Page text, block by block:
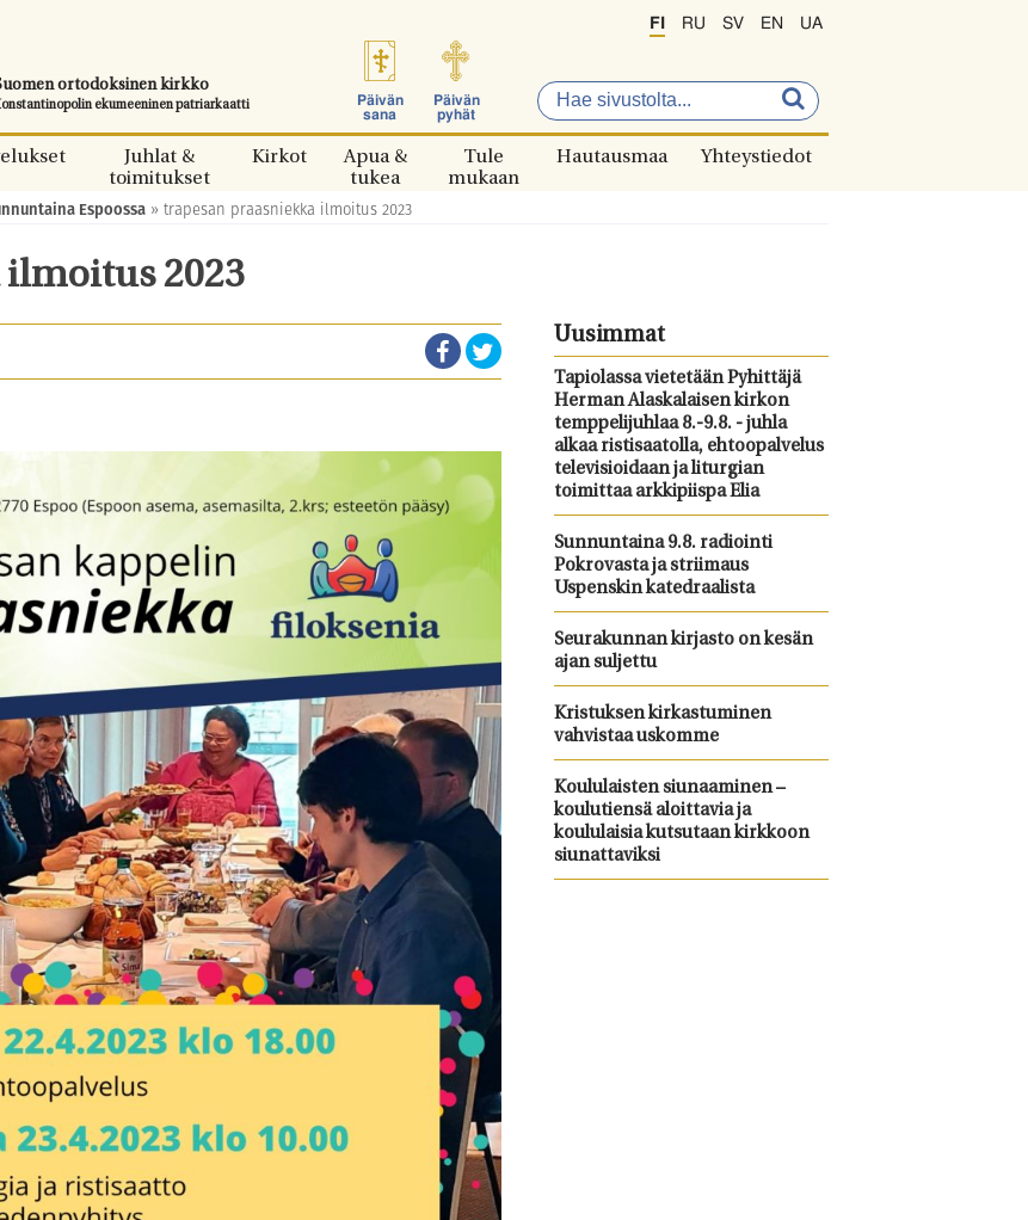
ortodoksinen kirkko
ekumeeninen patriarkaatti
Päivän
sana
Päivän
pyhät
FI RU SV EN UA
Juhlat &
toimitukset
Kirkot
Apua &
tukea
Tule
mukaan
Hautausmaa Yhteystiedot
Espoossa » trapesan praasniekka ilmoitus 2023
2023
Uusimmat
Tapiolassa vietetään Pyhittäjä
Herman Alaskalaisen kirkon
temppelijuhlaa 8.-9.8. - juhla
alkaa ristisaatolla, ehtoopalvelus
televisioidaan ja liturgian
toimittaa arkkipiispa Elia
Sunnuntaina 9.8. radiointi
Pokrovasta ja striimaus
Uspenskin katedraalista
Seurakunnan kirjasto on kesän
ajan suljettu
Kristuksen kirkastuminen
vahvistaa uskomme
Koululaisten siunaaminen –
koulutiensä aloittavia ja
koululaisia kutsutaan kirkkoon
siunattaviksi